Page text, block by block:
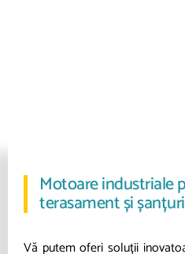
Motoare industriale
terasament și șanțuri
Vă putem oferi soluții